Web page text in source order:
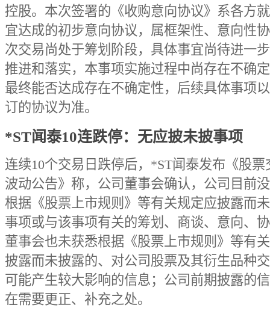
控股。本次签署的《收购意向协议》系各方
宜达成的初步意向协议，属框架性、意向性
次交易尚处于筹划阶段，具体事宜尚待进一
推进和落实，本事项实施过程中尚存在不确
最终能否达成存在不确定性，后续具体事项
订的协议为准。
*ST闻泰10连跌停：无应披未披事项
连续10个交易日跌停后，*ST闻泰发布《股票
波动公告》称，公司董事会确认，公司目前
根据《股票上市规则》等有关规定应披露而
事项或与该事项有关的筹划、商谈、意向、
董事会也未获悉根据《股票上市规则》等有
披露而未披露的、对公司股票及其衍生品种
可能产生较大影响的信息；公司前期披露的
在需要更正、补充之处。